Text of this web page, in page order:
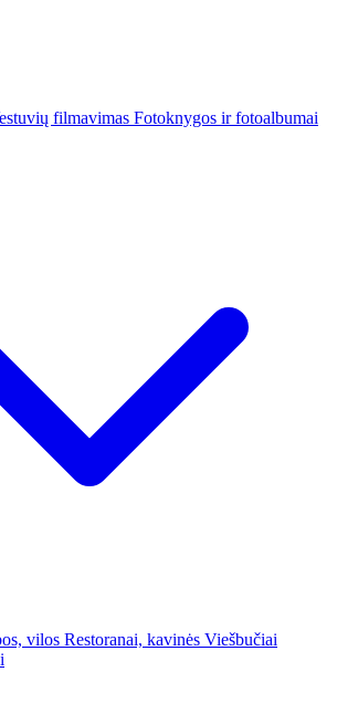
filmavimas Fotoknygos ir fotoalbumai
vilos Restoranai, kavinės Viešbučiai